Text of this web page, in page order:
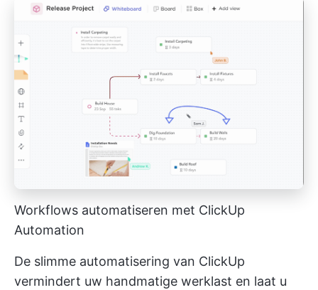
Workflows automatiseren met ClickUp
Automation
De slimme automatisering van ClickUp
vermindert uw handmatige werklast en laat u